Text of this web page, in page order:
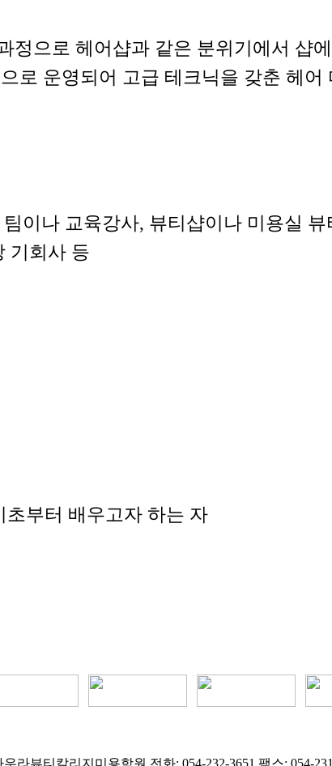
정으로 헤어샵과 같은 분위기에서 샵
로 운영되어 고급 테크닉을 갖춘 헤
이나 교육강사, 뷰티샵이나 미용실
기회사 등
초부터 배우고자 하는 자